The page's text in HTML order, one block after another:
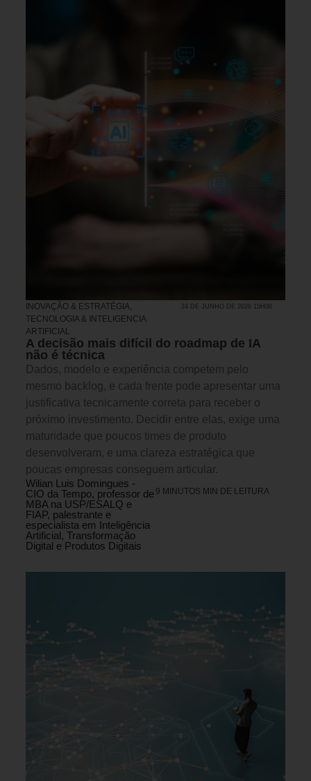
INOVAÇÃO & ESTRATÉGIA,
TECNOLOGIA & INTELIGENCIA
ARTIFICIAL
24 DE JUNHO DE 2026 15H00
A decisão mais difícil do roadmap de IA
não é técnica
Dados, modelo e experiência competem pelo
mesmo backlog, e cada frente pode apresentar uma
justificativa tecnicamente correta para receber o
próximo investimento. Decidir entre elas, exige uma
maturidade que poucos times de produto
desenvolveram, e uma clareza estratégica que
poucas empresas conseguem articular.
Wilian Luis Domingues -
CIO da Tempo, professor de
MBA na USP/ESALQ e
FIAP, palestrante e
especialista em Inteligência
Artificial, Transformação
Digital e Produtos Digitais
9 MINUTOS MIN DE LEITURA